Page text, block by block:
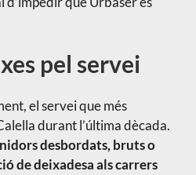
pel servei
el servei que més
durant l’última dècada.
desbordats, bruts o
de deixadesa als carrers